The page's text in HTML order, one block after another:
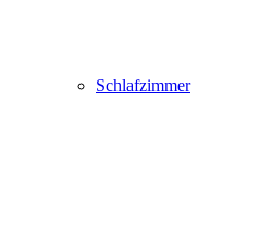
Schlafzimmer